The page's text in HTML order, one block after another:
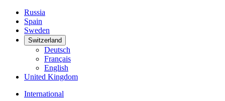
Russia
Spain
Sweden
Switzerland
Deutsch
Français
English
United Kingdom
International